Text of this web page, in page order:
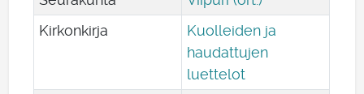
Kirkonkirja
Kuolleiden ja
haudattujen
luettelot